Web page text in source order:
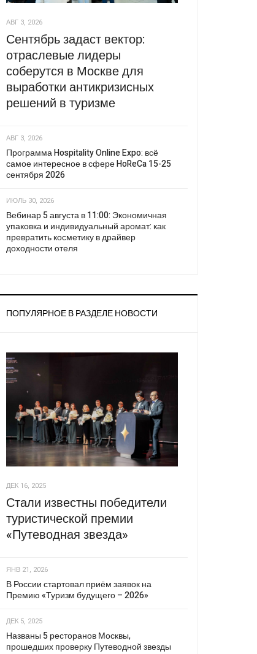
АВГ 3, 2026
Сентябрь задаст вектор:
отраслевые лидеры
соберутся в Москве для
выработки антикризисных
решений в туризме
АВГ 3, 2026
Программа Hospitality Online Expo: всё
самое интересное в сфере HoReCa 15-25
сентября 2026
ИЮЛЬ 30, 2026
Вебинар 5 августа в 11:00: Экономичная
упаковка и индивидуальный аромат: как
превратить косметику в драйвер
доходности отеля
ПОПУЛЯРНОЕ В РАЗДЕЛЕ НОВОСТИ
ДЕК 16, 2025
Стали известны победители
туристической премии
«Путеводная звезда»
ЯНВ 21, 2026
В России стартовал приём заявок на
Премию «Туризм будущего – 2026»
ДЕК 5, 2025
Названы 5 ресторанов Москвы,
прошедших проверку Путеводной звезды